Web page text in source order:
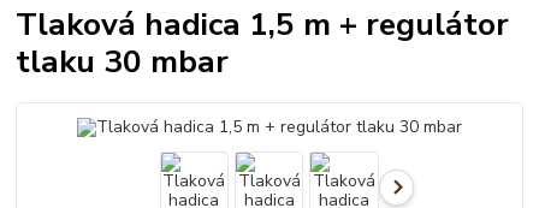
Tlaková hadica 1,5 m + regulátor
tlaku 30 mbar